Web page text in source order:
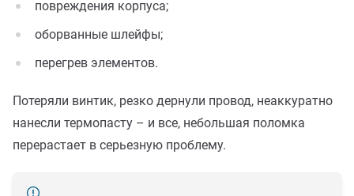
повреждения корпуса;
оборванные шлейфы;
перегрев элементов.
Потеряли винтик, резко дернули провод, неаккуратно
нанесли термопасту – и все, небольшая поломка
перерастает в серьезную проблему.